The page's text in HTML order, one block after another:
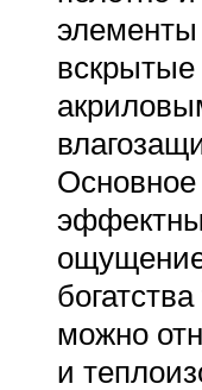
можно
и